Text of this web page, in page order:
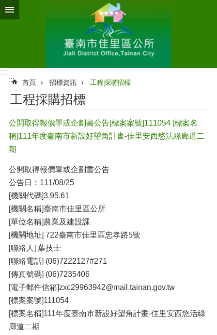
跳到主要內容區塊
:::
:::
首頁 招標資訊 工程採購招標
工程採購招標
公開取得報價單或企劃書公告[標案案號]111054 [標案名
稱]111年度臺南市新設好望角計畫-佳里安西悠活綠廊道二
期
公開取得報價單或企劃書公告
公告日：111/08/25
[機關代碼]3.95.61
[機關名稱]臺南市佳里區公所
[單位名稱]農業及建設課
[機關地址] 722臺南市佳里區忠孝路5號
[聯絡人] 葉技士
[聯絡電話] (06)7222127#271
[傳真號碼] (06)7235406
[電子郵件信箱]zxc29963942@mail.tainan.gov.tw
[標案案號]111054
[標案名稱]111年度臺南市新設好望角計畫-佳里安西悠活綠
廊道二期